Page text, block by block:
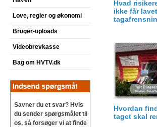
Love, regler og økonomi
Bruger-uploads
Videobrevkasse
Bag om HVTV.dk
Savner du et svar? Hvis
du sender spørgsmålet til
os, så forsøger vi at finde
Hvad
ikke får
Hvordan
taget skal